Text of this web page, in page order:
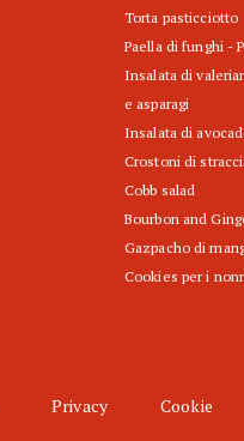
Torta pasticciotto
Paella di funghi -
Insalata di
e asparagi
Insalata di
Crostoni di
Cobb salad
Bourbon and
Gazpacho di
Cookies per i
Privacy Cookie